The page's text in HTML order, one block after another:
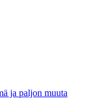
ja paljon muuta